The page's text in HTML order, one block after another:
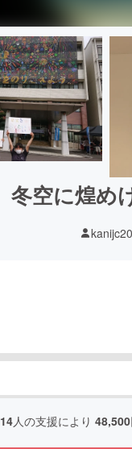
冬空に煌め
14人の支援により 48,500